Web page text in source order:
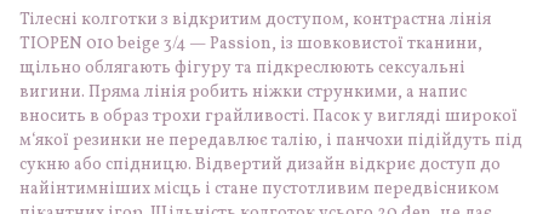
Тілесні колготки з відкритим доступом, контрастна лінія
TIOPEN 010 beige 3/4 — Passion, із шовковистої тканини,
щільно облягають фігуру та підкреслюють сексуальні
вигини. Пряма лінія робить ніжки стрункими, а напис
вносить в образ трохи грайливості. Пасок у вигляді широкої
м‘якої резинки не передавлює талію, і панчохи підійдуть під
сукню або спідницю. Відвертий дизайн відкриє доступ до
найінтимніших місць і стане пустотливим передвісником